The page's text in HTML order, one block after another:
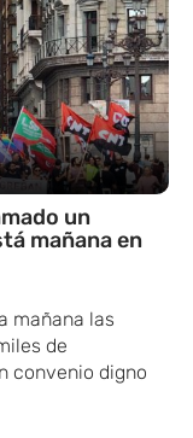
un
mañana en
mañana las
de
convenio digno